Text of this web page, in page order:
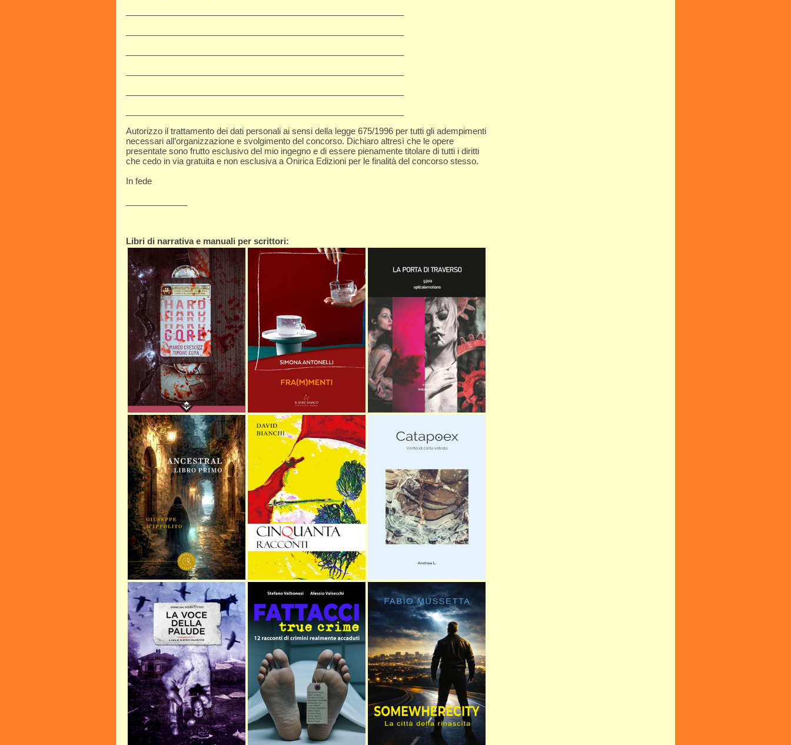
Autorizzo il trattamento dei dati personali ai sensi della legge 675/1996 per tutti gli adempimenti
necessari all’organizzazione e svolgimento del concorso. Dichiaro altresì che le opere
presentate sono frutto esclusivo del mio ingegno e di essere pienamente titolare di tutti i diritti
che cedo in via gratuita e non esclusiva a Onirica Edizioni per le finalità del concorso stesso.
In fede
Libri di narrativa e manuali per scrittori: